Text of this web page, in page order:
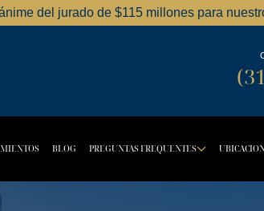
del jurado de $115 millones para
BLOG PREGUNTAS FREQUENTES